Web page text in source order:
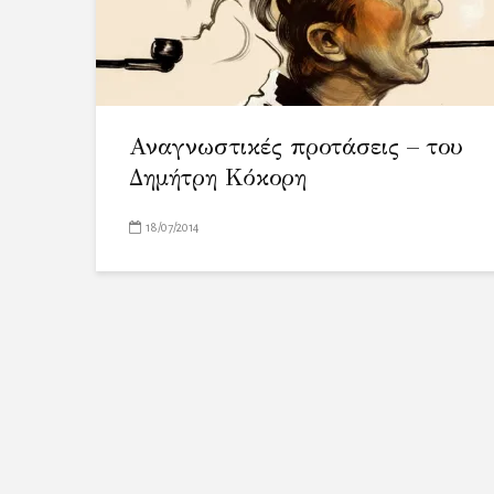
Αναγνωστικές προτάσεις – του
Δημήτρη Κόκορη
18/07/2014